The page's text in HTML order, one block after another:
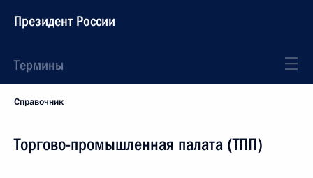
Президент России
Термины
Справочник
Торгово-промышленная палата (ТПП)